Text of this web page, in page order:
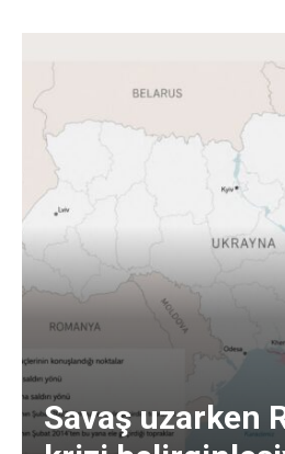
Savaş uzarken